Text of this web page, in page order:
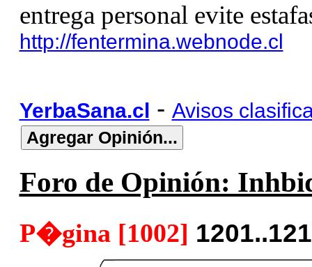
entrega personal evite
http://fentermina.webnode.cl
YerbaSana.cl - Avisos
Foro de Opinión:
P�gina [1002]